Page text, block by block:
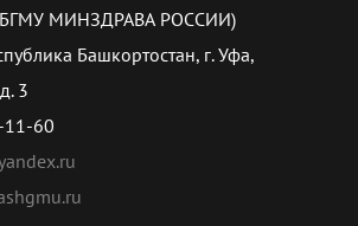
МИНЗДРАВА РОССИИ)
Башкортостан, г. Уфа,
3
11-60